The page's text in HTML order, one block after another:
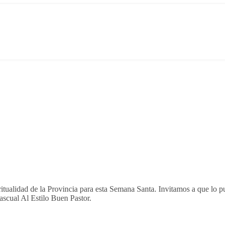
de la Provincia para esta Semana Santa. Invitamos a que lo
Al Estilo Buen Pastor.